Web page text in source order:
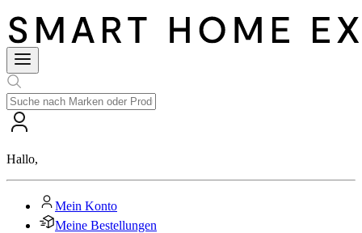
Hallo,
Mein Konto
Meine Bestellungen